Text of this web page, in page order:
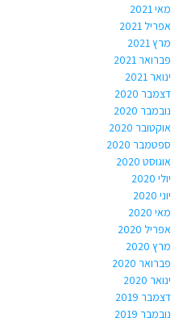
מאי 2021
אפריל 2021
מרץ 2021
פברואר 2021
ינואר 2021
דצמבר 2020
נובמבר 2020
אוקטובר 2020
ספטמבר 2020
אוגוסט 2020
יולי 2020
יוני 2020
מאי 2020
אפריל 2020
מרץ 2020
פברואר 2020
ינואר 2020
דצמבר 2019
נובמבר 2019